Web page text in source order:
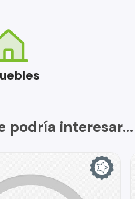
podría interesar...